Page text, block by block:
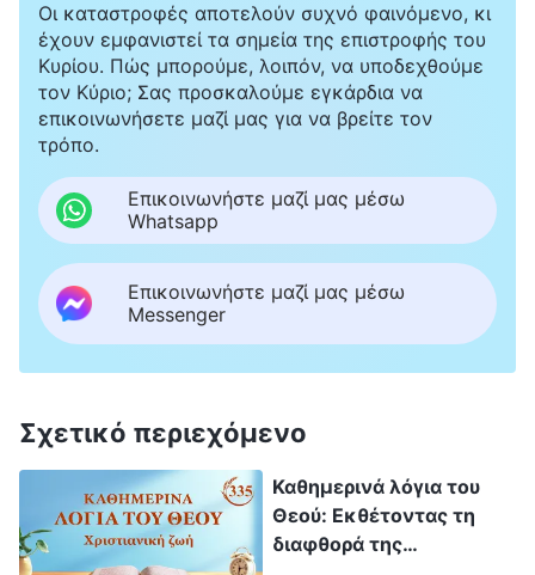
Οι καταστροφές αποτελούν συχνό φαινόμενο, κι
έχουν εμφανιστεί τα σημεία της επιστροφής του
Κυρίου. Πώς μπορούμε, λοιπόν, να υποδεχθούμε
τον Κύριο; Σας προσκαλούμε εγκάρδια να
επικοινωνήσετε μαζί μας για να βρείτε τον
τρόπο.
Επικοινωνήστε μαζί μας μέσω
Whatsapp
Επικοινωνήστε μαζί μας μέσω
Messenger
Σχετικό περιεχόμενο
Καθημερινά λόγια του
Θεού: Εκθέτοντας τη
διαφθορά της